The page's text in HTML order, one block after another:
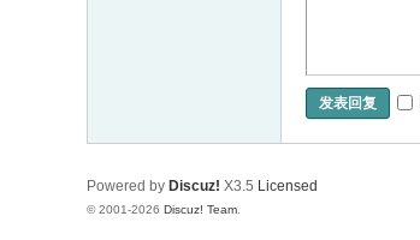
发表回复
Powered by Discuz! X3.5 Licensed
© 2001-2026 Discuz! Team